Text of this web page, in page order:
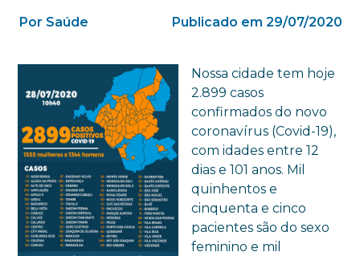
Por Saúde Publicado em 29/07/2020
Nossa cidade tem hoje
2.899 casos
confirmados do novo
coronavírus (Covid-19),
com idades entre 12
dias e 101 anos. Mil
quinhentos e
cinquenta e cinco
pacientes são do sexo
feminino e mil